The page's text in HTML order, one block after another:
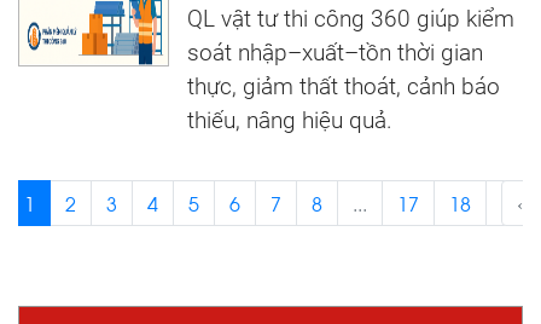
QL vật tư thi công 360 giúp kiểm
soát nhập–xuất–tồn thời gian
thực, giảm thất thoát, cảnh báo
thiếu, nâng hiệu quả.
1 2 3 4 5 6 7 8 ... 17 18 ‹